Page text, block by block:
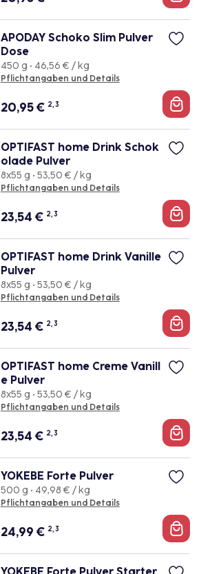
APODAY Schoko Slim Pulver
Dose
450 g • 46,56 € / kg
Pflichtangaben und Details
20,95€ 2, 3
OPTIFAST home Drink Schok
olade Pulver
8x55 g • 53,50 € / kg
Pflichtangaben und Details
23,54 € 2, 3
OPTIFAST home Drink Vanille
Pulver
8x55 g • 53,50 € / kg
Pflichtangaben und Details
23,54 € 2, 3
OPTIFAST home Creme Vanill
e Pulver
8x55 g • 53,50 € / kg
Pflichtangaben und Details
23,54 € 2, 3
YOKEBE Forte Pulver
500 g • 49,98 € / kg
Pflichtangaben und Details
24,99 € 2, 3